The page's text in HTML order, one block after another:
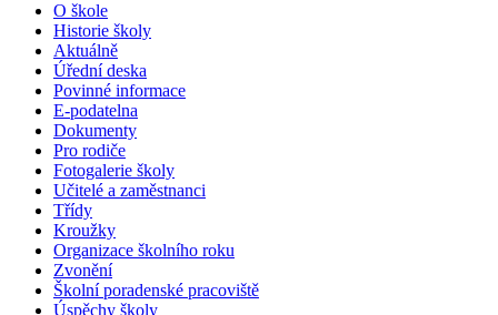
O škole
Historie školy
Aktuálně
Úřední deska
Povinné informace
E-podatelna
Dokumenty
Pro rodiče
Fotogalerie školy
Učitelé a zaměstnanci
Třídy
Kroužky
Organizace školního roku
Zvonění
Školní poradenské pracoviště
Úspěchy školy